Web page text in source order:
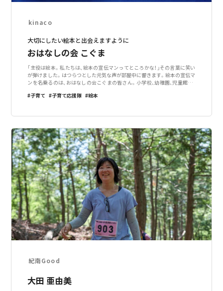
kinaco
大切にしたい絵本と出会えますように
おはなしの会 こぐま
「主役は絵本。私たちは、絵本の宣伝マンってところかな！」その言葉に笑い
が弾けました。はつらつとした元気な声が部屋中に響きます。絵本の宣伝マ
ンを名乗るのは、おはなしの会こぐまの皆さん。小学校、幼稚園、児童館、田
紹介しています。月に2回
子育て 子育て応援隊 絵本
紀南Good
大田 亜由美